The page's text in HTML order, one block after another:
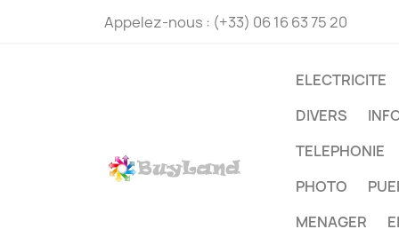
Appelez-nous : (+33) 06 16 63 75 20
ELECTRICITE
DIVERS
TELEPHONIE
PHOTO
MENAGER